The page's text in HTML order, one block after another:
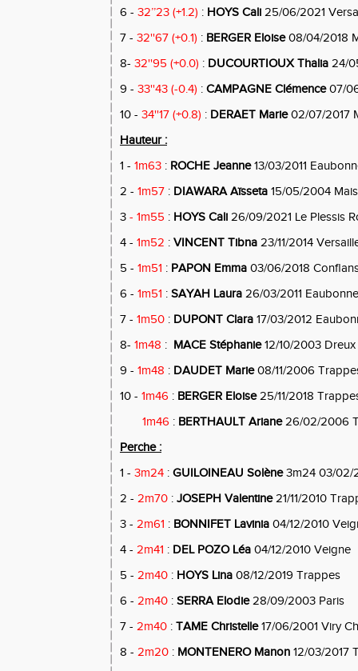
6 - 32’’23 (+1.2) : HOYS Cali 25/06/2021
7 - 32''67 (+0.1) : BERGER Eloise08/04/2018
8- 32''95 (+0.0) : DUCOURTIOUX Thalia 24/
9 - 33''43 (-0.4) : CAMPAGNE Clémence07/
10 - 34''17 (+0.8) : DERAET Marie02/07/2017
Hauteur :
1 - 1m63 : ROCHE Jeanne13/03/2011
2 - 1m57 : DIAWARA Aïsseta 15/05/2004
3 - 1m55 : HOYS Cali 26/09/2021 Le Plessis
4 - 1m52 : VINCENT Tibna 23/11/2014
5 - 1m51 : PAPON Emma 03/06/2018
6 - 1m51 : SAYAH Laura 26/03/2011 Eaubonne
7 - 1m50 : DUPONT Clara 17/03/2012
8- 1m48 : MACE Stéphanie12/10/2003 Dreux
9 - 1m48 : DAUDET Marie08/11/2006
10 - 1m46 : BERGER Eloise25/11/2018
1m46 : BERTHAULT Ariane26/02/2006
Perche :
1 - 3m24 : GUILOINEAU Solène3m24 03/02/
2 - 2m70 : JOSEPH Valentine21/11/2010
3 - 2m61 : BONNIFET Lavinia 04/12/2010
4 - 2m41 : DEL POZO Léa 04/12/2010 Veigne
5 - 2m40 : HOYS Lina 08/12/2019 Trappes
6 - 2m40 : SERRA Elodie28/09/2003 Paris
7 - 2m40 : TAME Christelle17/06/2001 Viry
8 - 2m20 : MONTENERO Manon 12/03/2017